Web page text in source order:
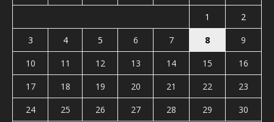
1
2
3
4 5 6 7 8
9
10
11 12 13 14 15
16
17
18 19 20 21 22
23
24
25 26 27 28 29
30